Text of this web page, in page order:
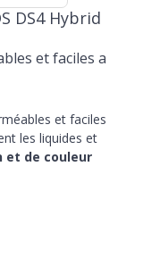
DS4 Hybrid
et faciles a
et faciles
les liquides et
et de couleur